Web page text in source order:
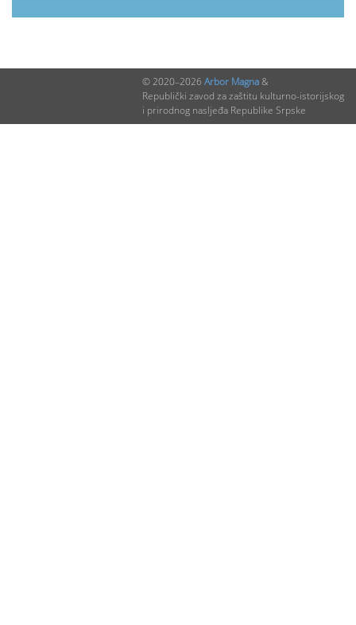
© 2020–2026 Arbor Magna&
Republički zavod za zaštitu kulturno-istorijskog
i prirodnog nasljeđa Republike Srpske